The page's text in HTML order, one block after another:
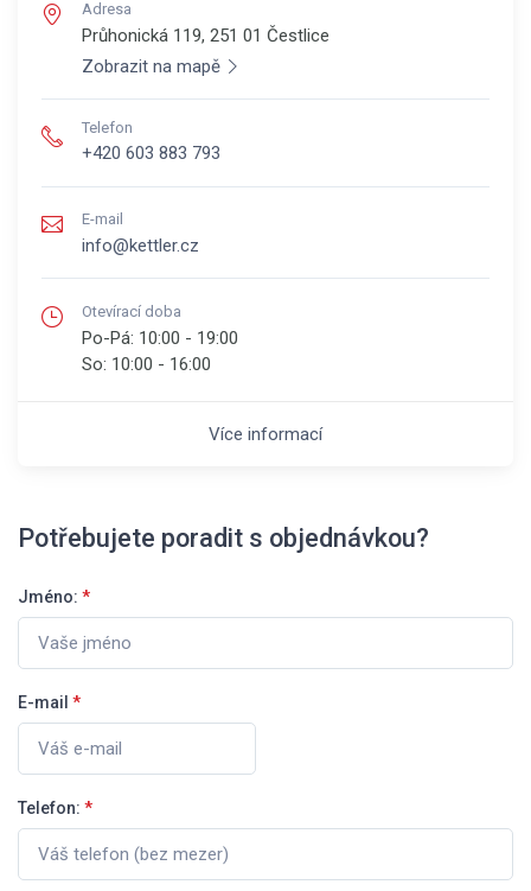
Adresa
Průhonická 119, 251 01 Čestlice
Zobrazit na mapě
Telefon
+420 603 883 793
E-mail
info@kettler.cz
Otevírací doba
Po-Pá: 10:00 - 19:00
So: 10:00 - 16:00
Více informací
Potřebujete poradit s objednávkou?
Jméno: *
E-mail *
Telefon: *